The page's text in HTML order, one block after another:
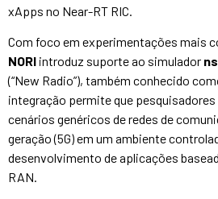
xApps no Near-RT RIC.
Com foco em experimentações mais
NORI introduz suporte ao simulador
(“New Radio”), também conhecido
integração permite que
cenários genéricos de redes de
geração (5G) em um ambiente
desenvolvimento de aplicações
RAN.